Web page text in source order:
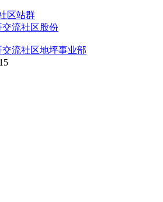
区站群
流社区股份
流社区地坪事业部